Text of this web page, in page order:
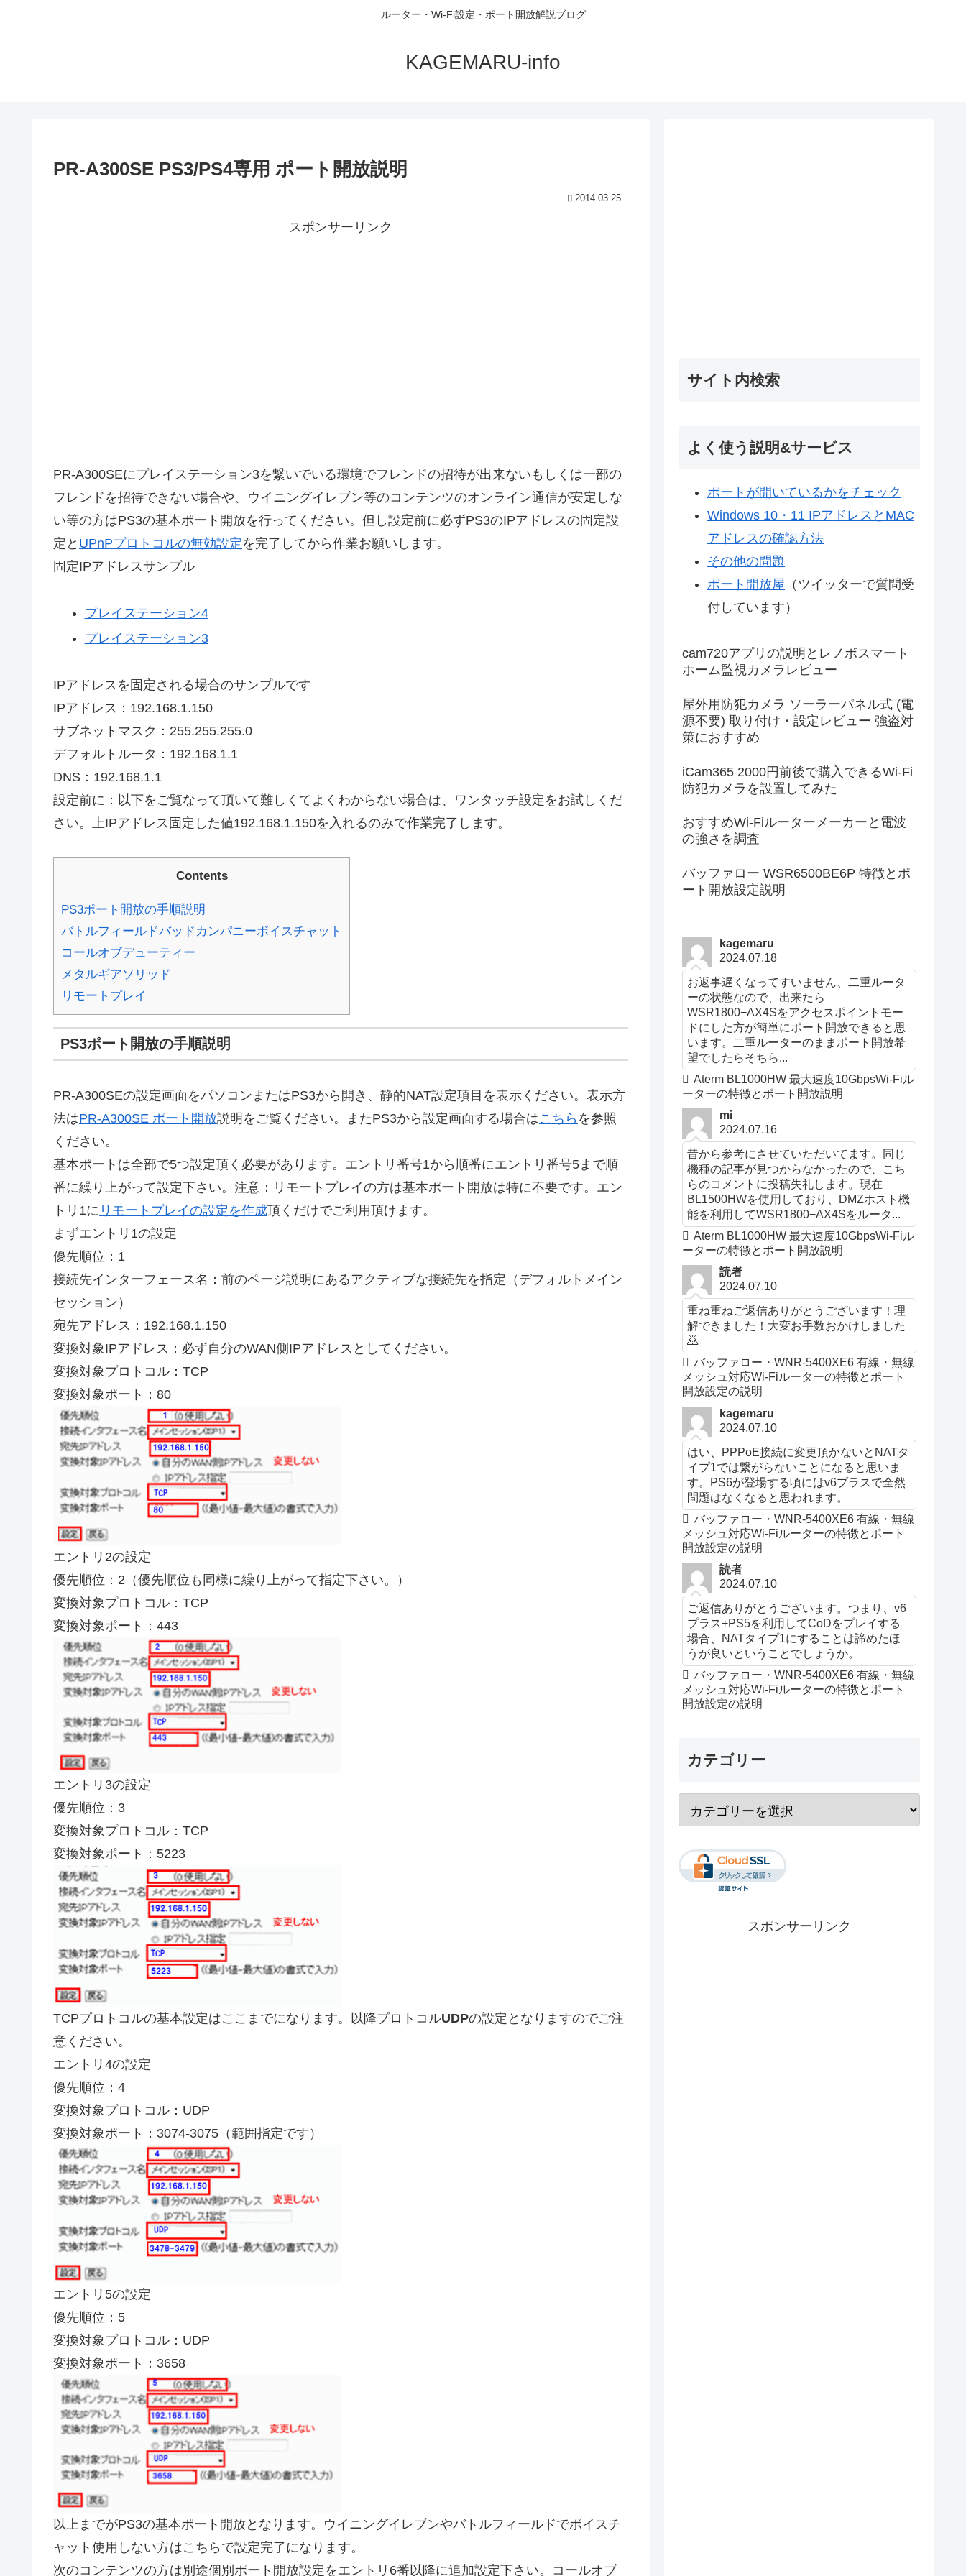
ルーター・Wi-Fi設定・ポート開放解説ブログ
KAGEMARU-info
PR-A300SE PS3/PS4専用 ポート開放説明
2014.03.25
スポンサーリンク
PR-A300SEにプレイステーション3を繋いでいる環境でフレンドの招待が出来ないもしくは一部の
フレンドを招待できない場合や、ウイニングイレブン等のコンテンツのオンライン通信が安定しな
い等の方はPS3の基本ポート開放を行ってください。但し設定前に必ずPS3のIPアドレスの固定設
定と UPnPプロトコルの無効設定 を完了してから作業お願いします。
固定IPアドレスサンプル
プレイステーション4
プレイステーション3
IPアドレスを固定される場合のサンプルです
IPアドレス：192.168.1.150
サブネットマスク：255.255.255.0
デフォルトルータ：192.168.1.1
DNS：192.168.1.1
設定前に：以下をご覧なって頂いて難しくてよくわからない場合は、ワンタッチ設定をお試しくだ
さい。上IPアドレス固定した値192.168.1.150を入れるのみで作業完了します。
Contents
PS3ポート開放の手順説明
バトルフィールドバッドカンパニーボイスチャット
コールオブデューティー
メタルギアソリッド
リモートプレイ
PS3ポート開放の手順説明
PR-A300SEの設定画面をパソコンまたはPS3から開き、静的NAT設定項目を表示ください。表示方
法はPR-A300SE ポート開放説明をご覧ください。またPS3から設定画面する場合はこちら を参照
ください。
基本ポートは全部で5つ設定頂く必要があります。エントリ番号1から順番にエントリ番号5まで順
番に繰り上がって設定下さい。注意：リモートプレイの方は基本ポート開放は特に不要です。エン
トリ1に リモートプレイの設定を作成頂くだけでご利用頂けます。
まずエントリ1の設定
優先順位：1
接続先インターフェース名：前のページ説明にあるアクティブな接続先を指定（デフォルトメイン
セッション）
宛先アドレス：192.168.1.150
変換対象IPアドレス：必ず自分のWAN側IPアドレスとしてください。
変換対象プロトコル：TCP
変換対象ポート：80
エントリ2の設定
優先順位：2（優先順位も同様に繰り上がって指定下さい。）
変換対象プロトコル：TCP
変換対象ポート：443
エントリ3の設定
優先順位：3
変換対象プロトコル：TCP
変換対象ポート：5223
TCPプロトコルの基本設定はここまでになります。以降プロトコルUDPの設定となりますのでご注
意ください。
エントリ4の設定
優先順位：4
変換対象プロトコル：UDP
変換対象ポート：3074-3075（範囲指定です）
エントリ5の設定
優先順位：5
変換対象プロトコル：UDP
変換対象ポート：3658
以上までがPS3の基本ポート開放となります。ウイニングイレブンやバトルフィールドでボイスチ
ャット使用しない方はこちらで設定完了になります。
次のコンテンツの方は別途個別ポート開放設定をエントリ6番以降に追加設定下さい。コールオブ
サイト内検索
よく使う説明&サービス
ポートが開いているかをチェック
Windows 10・11 IPアドレスとMAC
アドレスの確認方法
その他の問題
ポート開放屋 （ツイッターで質問受
付しています）
cam720アプリの説明とレノボスマート
ホーム監視カメラレビュー
屋外用防犯カメラ ソーラーパネル式 (電
源不要) 取り付け・設定レビュー 強盗対
策におすすめ
iCam365 2000円前後で購入できるWi-Fi
防犯カメラを設置してみた
おすすめWi-Fiルーターメーカーと電波
の強さを調査
バッファロー WSR6500BE6P 特徴とポ
ート開放設定説明
kagemaru
2024.07.18
お返事遅くなってすいません、二重ルータ
ーの状態なので、出来たら
WSR1800−AX4Sをアクセスポイントモー
ドにした方が簡単にポート開放できると思
います。二重ルーターのままポート開放希
望でしたらそちら...
Aterm BL1000HW 最大速度10GbpsWi-Fiル
ーターの特徴とポート開放説明
mi
2024.07.16
昔から参考にさせていただいてます。同じ
機種の記事が見つからなかったので、こち
らのコメントに投稿失礼します。現在
BL1500HWを使用しており、DMZホスト機
能を利用してWSR1800−AX4Sをルータ...
Aterm BL1000HW 最大速度10GbpsWi-Fiル
ーターの特徴とポート開放説明
読者
2024.07.10
重ね重ねご返信ありがとうございます！理
解できました！大変お手数おかけしました
🙇
バッファロー・WNR-5400XE6 有線・無線
メッシュ対応Wi-Fiルーターの特徴とポート
開放設定の説明
kagemaru
2024.07.10
はい、PPPoE接続に変更頂かないとNATタ
イプ1では繋がらないことになると思いま
す。PS6が登場する頃にはv6プラスで全然
問題はなくなると思われます。
バッファロー・WNR-5400XE6 有線・無線
メッシュ対応Wi-Fiルーターの特徴とポート
開放設定の説明
読者
2024.07.10
ご返信ありがとうございます。つまり、v6
プラス+PS5を利用してCoDをプレイする
場合、NATタイプ1にすることは諦めたほ
うが良いということでしょうか。
バッファロー・WNR-5400XE6 有線・無線
メッシュ対応Wi-Fiルーターの特徴とポート
開放設定の説明
カテゴリー
スポンサーリンク